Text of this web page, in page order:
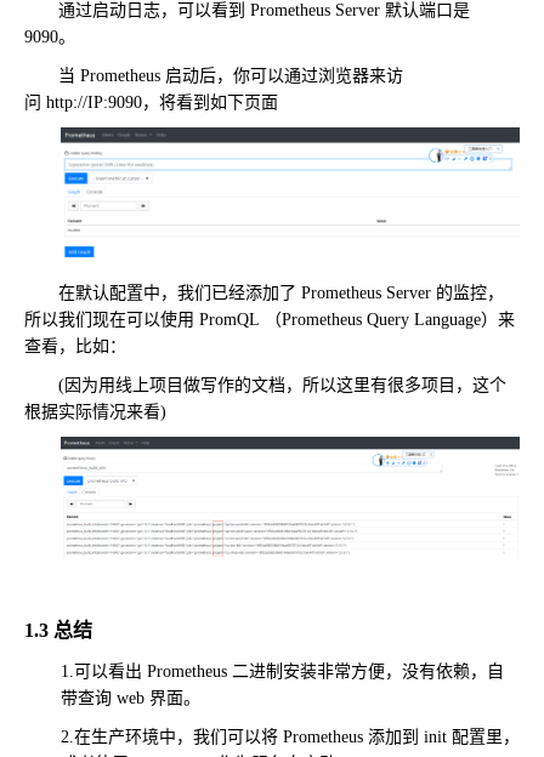
通过启动日志，可以看到 Prometheus Server 默认端口是
9090。
当 Prometheus 启动后，你可以通过浏览器来访
问 http://IP:9090，将看到如下页面
在默认配置中，我们已经添加了 Prometheus Server 的监控，
所以我们现在可以使用 PromQL （Prometheus Query Language）来
查看，比如：
(因为用线上项目做写作的文档，所以这里有很多项目，这个
根据实际情况来看)
1.3 总结
1.可以看出 Prometheus 二进制安装非常方便，没有依赖，自
带查询 web 界面。
2.在生产环境中，我们可以将 Prometheus 添加到 init 配置里，